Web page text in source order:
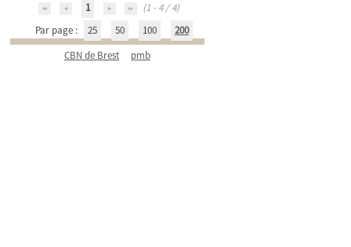
1
(1 - 4 / 4)
Par page :
25 50 100
200
CBN de Brest
pmb